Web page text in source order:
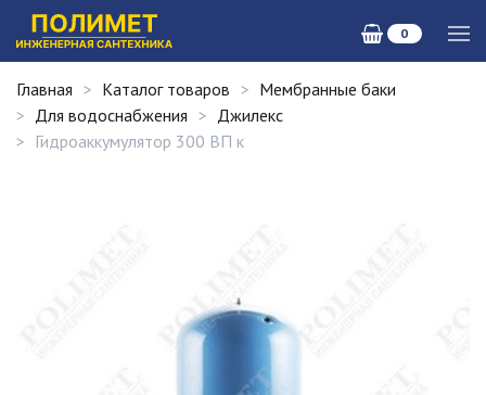
0
Главная Каталог товаров
Мембранные баки
Для водоснабжения
Джилекс
Гидроаккумулятор 300 ВП к